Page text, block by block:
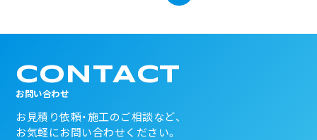
CONTACT
お問い合わせ
お見積り依頼・施工のご相談など、
お気軽にお問い合わせください。